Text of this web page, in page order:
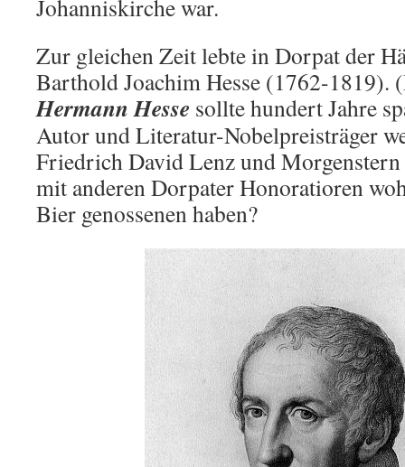
Johanniskirche war.
Zur gleichen Zeit lebte in Dorpat der
Barthold Joachim Hesse (1762-1819).
Hermann Hesse sollte hundert Jahre
Autor und Literatur-Nobelpreisträger
Friedrich David Lenz und Morgenstern
mit anderen Dorpater Honoratioren
Bier genossenen haben?